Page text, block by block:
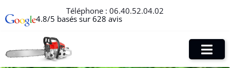
Téléphone : 06.40.52.04.02
4.8/5 basés sur 628 avis